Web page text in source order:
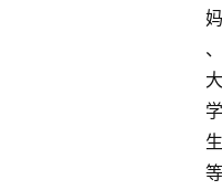
妈
、
大
学
生
等